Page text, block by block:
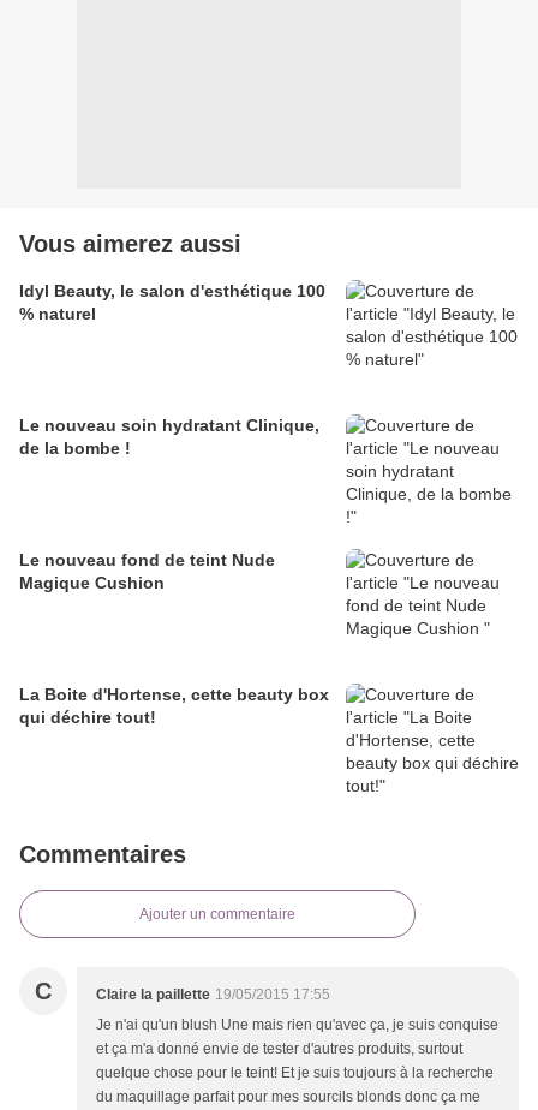
Vous aimerez aussi
Idyl Beauty, le salon d'esthétique 100
% naturel
Le nouveau soin hydratant Clinique,
de la bombe !
Le nouveau fond de teint Nude
Magique Cushion
La Boite d'Hortense, cette beauty box
qui déchire tout!
Commentaires
Ajouter un commentaire
C Claire la paillette 19/05/2015 17:55
Je n'ai qu'un blush Une mais rien qu'avec ça, je suis conquise
et ça m'a donné envie de tester d'autres produits, surtout
quelque chose pour le teint! Et je suis toujours à la recherche
du maquillage parfait pour mes sourcils blonds donc ça me